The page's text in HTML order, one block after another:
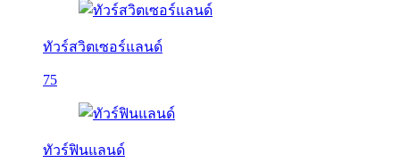
ทัวร์สวิตเซอร์แลนด์
75
ทัวร์ฟินแลนด์